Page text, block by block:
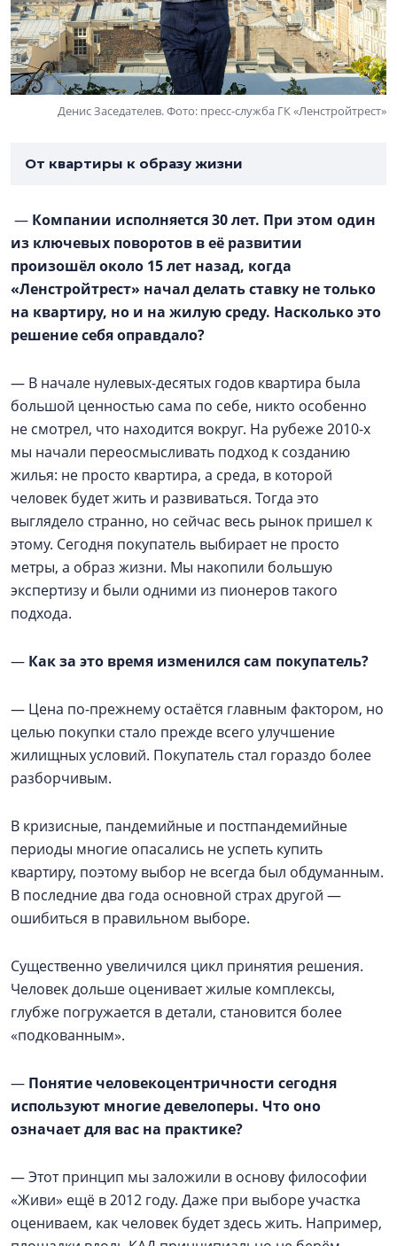
Денис Заседателев. Фото: пресс-служба ГК «Ленстройтрест»
От квартиры к образу жизни
— Компании исполняется 30 лет. При этом один
из ключевых поворотов в её развитии
произошёл около 15 лет назад, когда
«Ленстройтрест» начал делать ставку не только
на квартиру, но и на жилую среду. Насколько это
решение себя оправдало?
— В начале нулевых-десятых годов квартира была
большой ценностью сама по себе, никто особенно
не смотрел, что находится вокруг. На рубеже 2010-х
мы начали переосмысливать подход к созданию
жилья: не просто квартира, а среда, в которой
человек будет жить и развиваться. Тогда это
выглядело странно, но сейчас весь рынок пришел к
этому. Сегодня покупатель выбирает не просто
метры, а образ жизни. Мы накопили большую
экспертизу и были одними из пионеров такого
подхода.
— Как за это время изменился сам покупатель?
— Цена по-прежнему остаётся главным фактором, но
целью покупки стало прежде всего улучшение
жилищных условий. Покупатель стал гораздо более
разборчивым.
В кризисные, пандемийные и постпандемийные
периоды многие опасались не успеть купить
квартиру, поэтому выбор не всегда был обдуманным.
В последние два года основной страх другой —
ошибиться в правильном выборе.
Существенно увеличился цикл принятия решения.
Человек дольше оценивает жилые комплексы,
глубже погружается в детали, становится более
«подкованным».
— Понятие человекоцентричности сегодня
используют многие девелоперы. Что оно
означает для вас на практике?
— Этот принцип мы заложили в основу философии
«Живи» ещё в 2012 году. Даже при выборе участка
оцениваем, как человек будет здесь жить. Например,